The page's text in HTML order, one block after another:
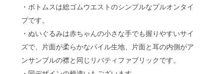
・ボトムスは総ゴムウエストのシンプルなプルオンタイ
プです。
・ぬいぐるみは赤ちゃんの小さな手でも握りやすいサイ
ズで、片面が柔らかなパイル生地、片面と耳の内側がア
ンサンブルの襟と同じリバティファブリックです。